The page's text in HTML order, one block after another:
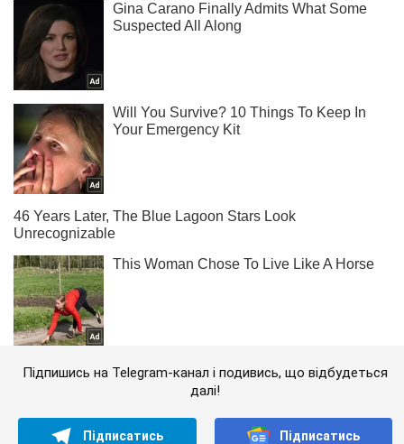
Підпишись на Telegram-канал і подивись, що відбудеться
далі!
Підписатись Підписатись